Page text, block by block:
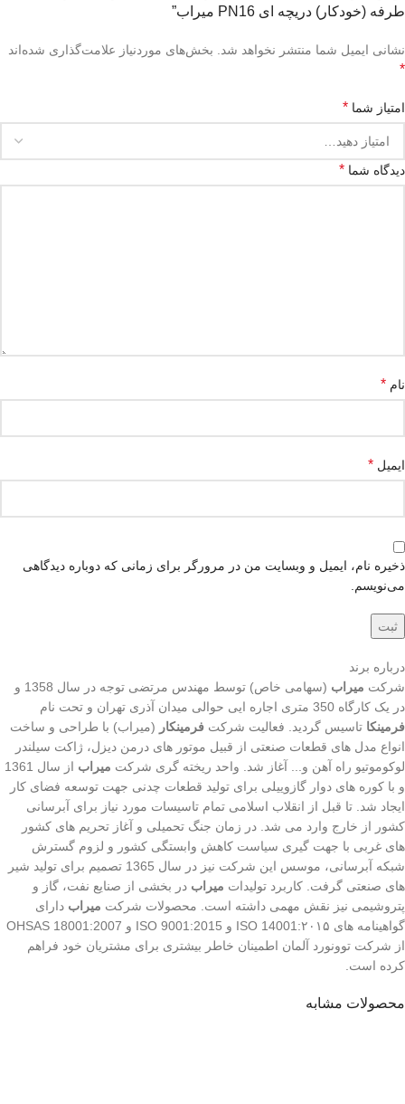
طرفه (خودکار) دریچه ای PN16 میراب”
نشانی ایمیل شما منتشر نخواهد شد. بخش‌های موردنیاز علامت‌گذاری شده‌اند
*
امتیاز شما *
دیدگاه شما *
نام *
ایمیل *
ذخیره نام، ایمیل و وبسایت من در مرورگر برای زمانی که دوباره دیدگاهی
می‌نویسم.
درباره برند
شرکت میراب
(سهامی خاص) توسط مهندس مرتضی توجه در سال 1358 و
در یک کارگاه 350 متری اجاره ایی حوالی میدان آذری تهران و تحت نام
فرمینکا تاسیس گردید. فعالیت شرکت فرمینکار (میراب) با طراحی و ساخت
انواع مدل های قطعات صنعتی از قبیل موتور های درمن دیزل، ژاکت سیلندر
لوکوموتیو راه آهن و... آغاز شد. واحد ریخته گری شرکت میراب
از سال 1361
و با کوره های دوار گازوییلی برای تولید قطعات چدنی جهت توسعه فضای کار
ایجاد شد. تا قبل از انقلاب اسلامی تمام تاسیسات مورد نیاز برای آبرسانی
کشور از خارج وارد می شد. در زمان جنگ تحمیلی و آغاز تحریم های کشور
های غربی با جهت گیری سیاست کاهش وابستگی کشور و لزوم گسترش
شبکه آبرسانی، موسس این شرکت نیز در سال 1365 تصمیم برای تولید شیر
های صنعتی گرفت. کاربرد تولیدات میراب در بخشی از صنایع نفت، گاز و
پتروشیمی نیز نقش مهمی داشته است. محصولات شرکت میراب دارای
گواهینامه های ۲۰۱۵:ISO 14001 و ISO 9001:2015 و OHSAS 18001:2007
از شرکت توونورد آلمان اطمینان خاطر بیشتری برای مشتریان خود فراهم
کرده است.
محصولات مشابه